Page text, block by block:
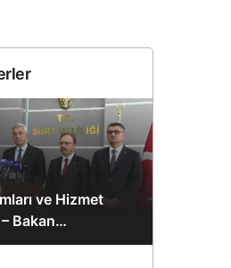
ve Hizmet
Bakan